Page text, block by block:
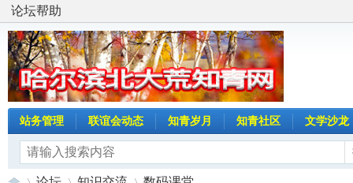
论坛帮助
站务管理 联谊会动态 知青岁月 知青社区 文学沙龙